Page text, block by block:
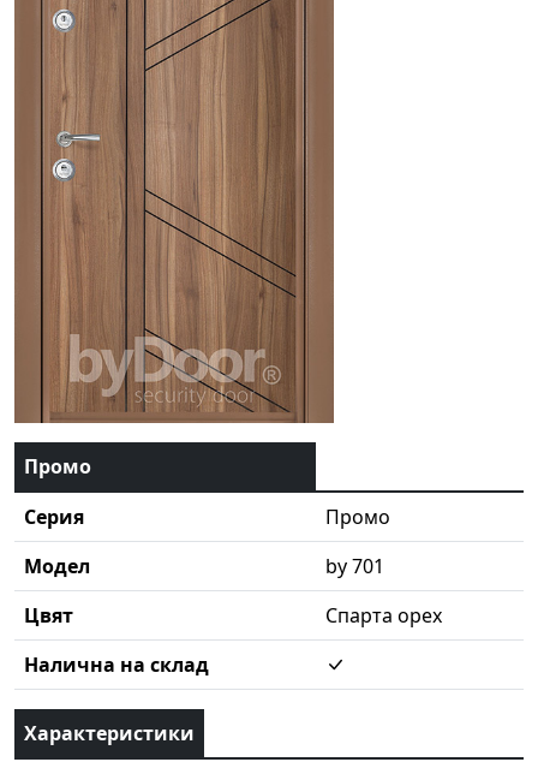
Промо
Серия
Промо
Модел
by 701
Цвят
Спарта орех
Налична на склад
Характеристики